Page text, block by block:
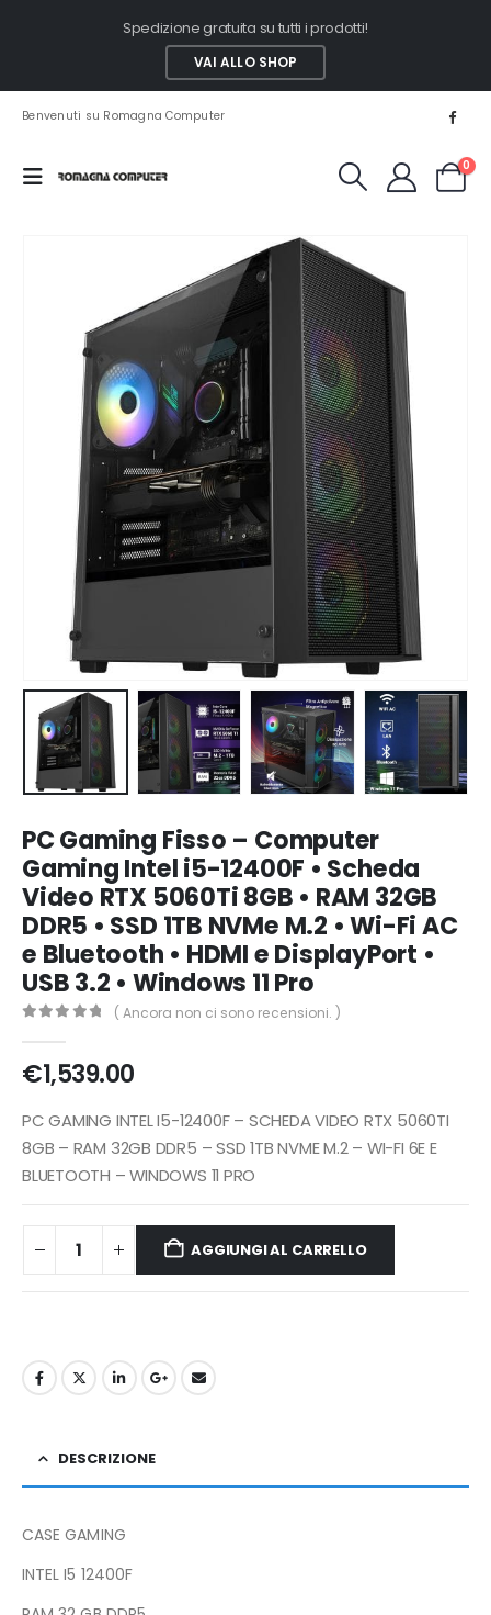
Spedizione gratuita su tutti i prodotti!
VAI ALLO SHOP
Benvenuti su Romagna Computer
0
PC Gaming Fisso – Computer
Gaming Intel i5-12400F • Scheda
Video RTX 5060Ti 8GB • RAM 32GB
DDR5 • SSD 1TB NVMe M.2 • Wi-Fi AC
e Bluetooth • HDMI e DisplayPort •
USB 3.2 • Windows 11 Pro
( Ancora non ci sono recensioni. )
€1,539.00
PC GAMING INTEL I5-12400F – SCHEDA VIDEO RTX 5060TI
8GB – RAM 32GB DDR5 – SSD 1TB NVME M.2 – WI-FI 6E E
BLUETOOTH – WINDOWS 11 PRO
AGGIUNGI AL CARRELLO
DESCRIZIONE
CASE GAMING
INTEL I5 12400F